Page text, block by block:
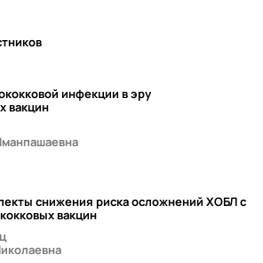
инфекции в эру
вакцин
снижения риска осложнений ХОБЛ с
вакцин